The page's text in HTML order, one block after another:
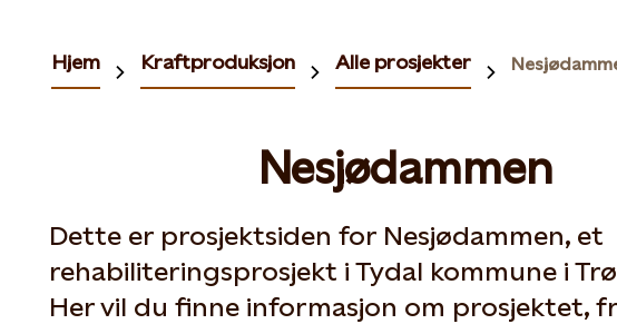
Hjem Kraftproduksjon Alle prosjekter
Nesjødammen
Dette er prosjektsiden for Nesjødammen, et
rehabiliteringsprosjekt i Tydal kommune i
Her vil du finne informasjon om prosjektet,